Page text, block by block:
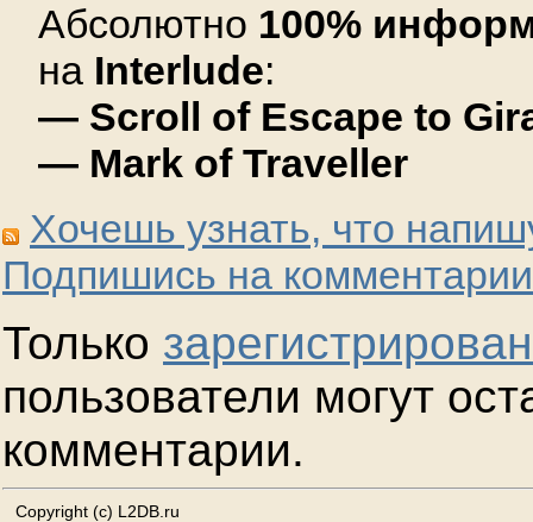
Абсолютно 100%
на Interlude:
— Scroll of Escape to
— Mark of Traveller
Хочешь узнать, что
Подпишись на
Только
пользователи могут
комментарии.
Copyright (c) L2DB.ru